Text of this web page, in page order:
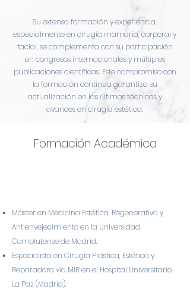
Su extensa formación y experiencia,
especialmente en cirugía mamaria, corporal y
facial, se complementa con su participación
en congresos internacionales y múltiples
publicaciones científicas. Este compromiso con
la formación continua garantiza su
actualización en las últimas técnicas y
avances en cirugía estética.
Formación Académica
Máster en Medicina Estética, Regenerativa y
Antienvejecimiento en la Universidad
Complutense de Madrid.
Especialista en Cirugía Plástica, Estética y
Reparadora vía MIR en el Hospital Universitario
La Paz (Madrid).